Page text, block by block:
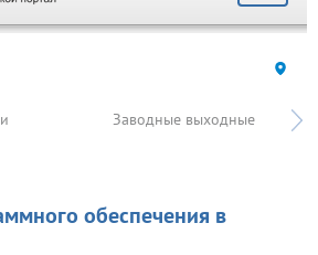
Заводные выходные
обеспечения в